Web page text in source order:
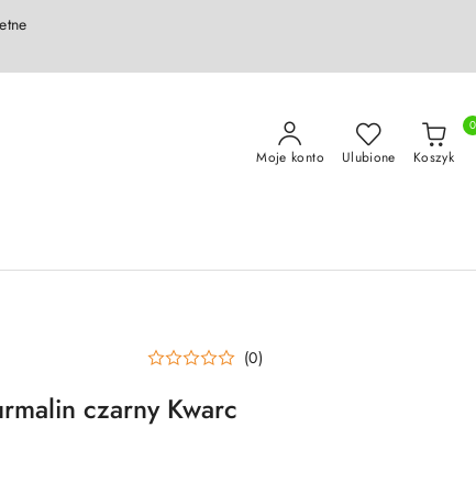
Moje konto Ulubione Koszyk
0
(0)
czarny Kwarc